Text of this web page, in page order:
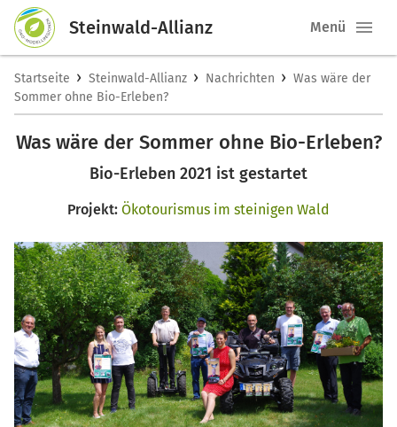
Steinwald-Allianz Menü
Startseite › Steinwald-Allianz › Nachrichten › Was wäre der
Sommer ohne Bio-Erleben?
Was wäre der Sommer ohne Bio-Erleben?
Bio-Erleben 2021 ist gestartet
Projekt: Ökotourismus im steinigen Wald